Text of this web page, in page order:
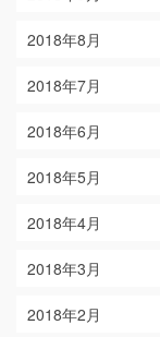
2018年8月
2018年7月
2018年6月
2018年5月
2018年4月
2018年3月
2018年2月